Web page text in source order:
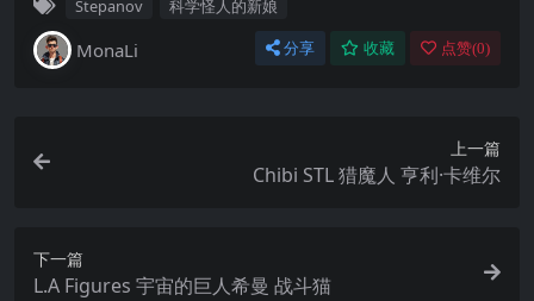
Stepanov 科学怪人的新娘
MonaLi 分享 收藏 点赞(0)
上一篇
Chibi STL 猎魔人 亨利·卡维尔
下一篇
L.A Figures 宇宙的巨人希曼 战斗猫